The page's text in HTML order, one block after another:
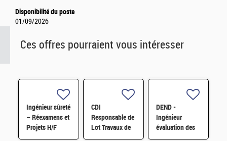
Disponibilité du poste
01/09/2026
Ces offres pourraient vous intéresser
Ingénieur sûreté
– Réexamens et
Projets H/F
CDI
Responsable de
Lot Travaux de
Démantèlement
DEND -
Ingénieur
évaluation des
risques en